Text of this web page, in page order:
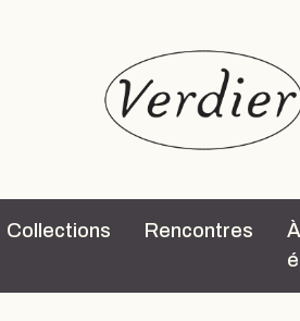
Collections Rencontres